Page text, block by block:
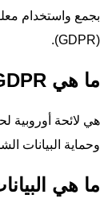
بجمع واستخدام
(GDPR).
ما هي GDPR؟
هي لائحة أوروبية
وحماية البيانات
ما هي